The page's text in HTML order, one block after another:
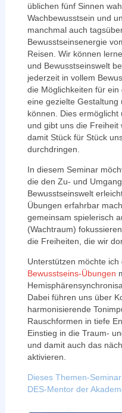
üblichen fünf Sinnen
Wachbewusstsein und
manchmal auch
Bewusstseinsenergie
Reisen. Wir können
und Bewusstseinswelt
jederzeit in vollem
die Möglichkeiten für ein
eine gezielte Gestaltung
können. Dies
und gibt uns die Freiheit
damit Stück für Stück
durchdringen.
In diesem Seminar
die den Zu- und
Bewusstseinswelt
Übungen erfahrbar
gemeinsam spielerisch
(Wachtraum)
die Freiheiten, die wir
Unterstützen möchte
Bewusstseins-Übungen
Dabei führen uns über
harmonisierende
Rauschformen in tiefe
Einstieg in die Traum-
und damit auch das
aktivieren.
Dieses Themen-
DES-Mentor der